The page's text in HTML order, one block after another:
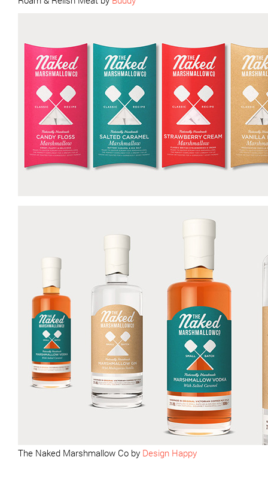
The Naked Marshmallow Co by Design Happy